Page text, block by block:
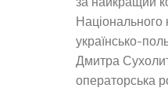
Національного
українсько-
Дмитра
операторська